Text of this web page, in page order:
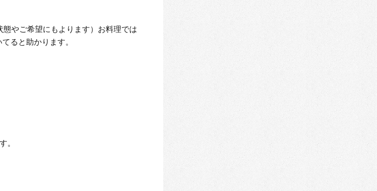
やご希望にもよります）お料理では
ると助かります。
。